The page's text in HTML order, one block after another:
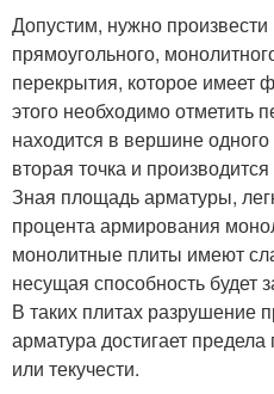
Допустим, нужно
прямоугольного,
перекрытия, которое имеет
этого необходимо отметить
находится в вершине
вторая точка и
Зная площадь арматуры,
процента армирования
монолитные плиты имеют
несущая способность будет
В таких плитах разрушение
арматура достигает
или текучести.